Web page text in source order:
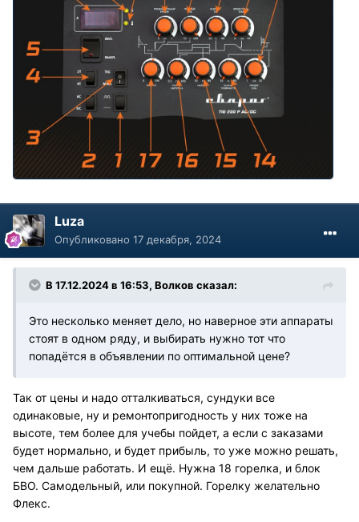
Luza
Опубликовано 17 декабря, 2024
В 17.12.2024 в 16:53, Волков сказал:
Это несколько меняет дело, но наверное эти аппараты
стоят в одном ряду, и выбирать нужно тот что
попадётся в объявлении по оптимальной цене?
Так от цены и надо отталкиваться, сундуки все
одинаковые, ну и ремонтопригодность у них тоже на
высоте, тем более для учебы пойдет, а если с заказами
будет нормально, и будет прибыль, то уже можно решать,
чем дальше работать. И ещё. Нужна 18 горелка, и блок
БВО. Самодельный, или покупной. Горелку желательно
Флекс.